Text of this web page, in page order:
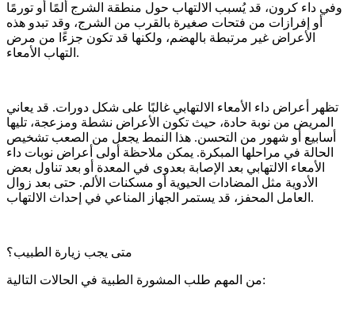
وفي داء كرون، قد يُسبب الالتهاب حول منطقة الشرج ألمًا أو تورمًا
أو إفرازات من فتحات صغيرة بالقرب من الشرج، وقد تبدو هذه
الأعراض غير مرتبطة بالهضم، ولكنها قد تكون جزءًا من مرض
التهاب الأمعاء.
تظهر أعراض داء الأمعاء الالتهابي غالبًا على شكل دورات. قد يعاني
المريض من نوبة حادة، حيث تكون الأعراض نشطة ومزعجة، تليها
أسابيع أو شهور من التحسن. هذا النمط يجعل من الصعب تشخيص
الحالة في مراحلها المبكرة. يمكن ملاحظة أولى أعراض نوبات داء
الأمعاء الالتهابي بعد الإصابة بعدوى في المعدة أو بعد تناول بعض
الأدوية مثل المضادات الحيوية أو مسكنات الألم. حتى بعد زوال
العامل المحفز، قد يستمر الجهاز المناعي في إحداث الالتهاب.
متى يجب زيارة الطبيب؟
من المهم طلب المشورة الطبية في الحالات التالية: